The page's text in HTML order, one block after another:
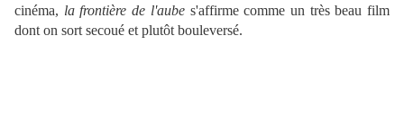
cinéma, la frontière de l'aubes'affirme comme un très beau film
dont on sort secoué et plutôt bouleversé.